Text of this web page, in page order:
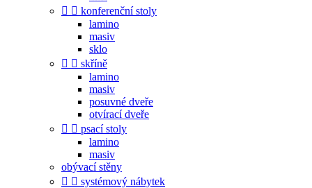
  konferenční stoly
lamino
masiv
sklo
  skříně
lamino
masiv
posuvné dveře
otvírací dveře
  psací stoly
lamino
masiv
obývací stěny
  systémový nábytek